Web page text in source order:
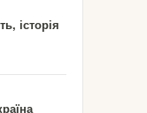
історія